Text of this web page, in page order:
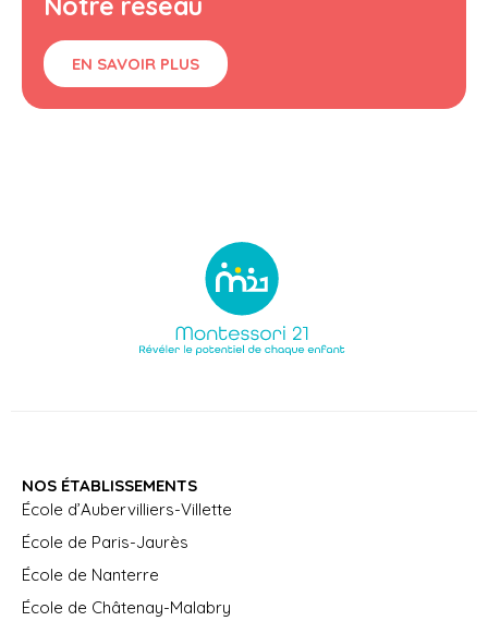
EN SAVOIR PLUS
NOS ÉTABLISSEMENTS
École d’Aubervilliers-Villette
École de Paris-Jaurès
École de Nanterre
École de Châtenay-Malabry